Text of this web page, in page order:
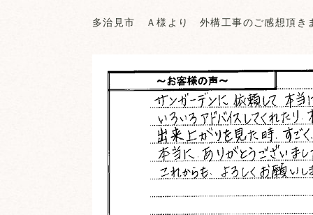
多治見市 Ａ様より 外構工事のご感想頂き